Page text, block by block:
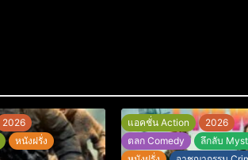
2026
หนังฝรั่ง
แอคชั่น Action
2026
ตลก Comedy
ลึกลับ